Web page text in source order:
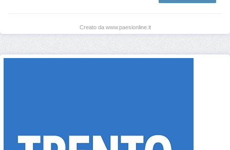
Creato da www.paesionline.it